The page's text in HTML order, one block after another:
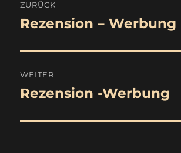
ZURÜCK
Vorheriger
Rezension – Werbung
WEITER
Nächster
Rezension -Werbung